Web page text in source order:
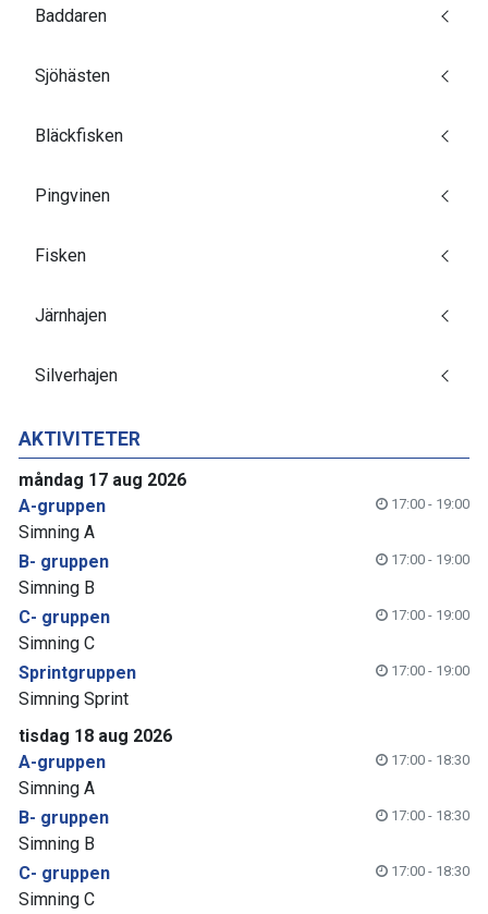
Baddaren
Sjöhästen
Bläckfisken
Pingvinen
Fisken
Järnhajen
Silverhajen
AKTIVITETER
måndag 17 aug 2026
A-gruppen
17:00 - 19:00
Simning A
B- gruppen
17:00 - 19:00
Simning B
C- gruppen
17:00 - 19:00
Simning C
Sprintgruppen
17:00 - 19:00
Simning Sprint
tisdag 18 aug 2026
A-gruppen
17:00 - 18:30
Simning A
B- gruppen
17:00 - 18:30
Simning B
C- gruppen
17:00 - 18:30
Simning C